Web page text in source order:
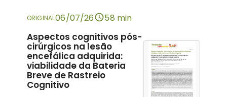
avaliação neuropsicológica
ORIGINAL06/07/26 58 min
Aspectos cognitivos pós-
cirúrgicos na lesão
encefálica adquirida:
viabilidade da Bateria
Breve de Rastreio
Cognitivo